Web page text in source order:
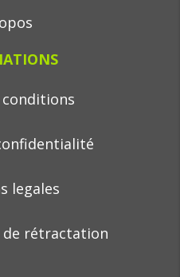
legales
rétractation